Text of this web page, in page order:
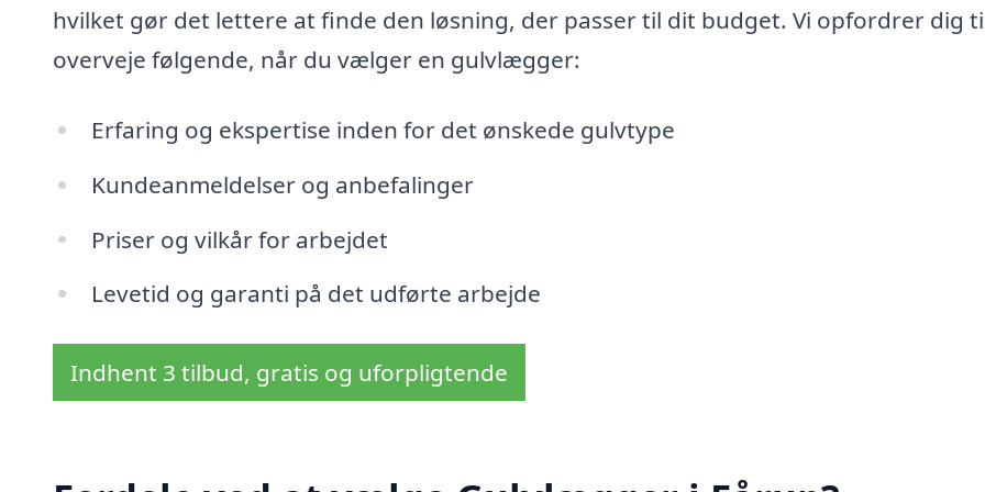
hvilket gør det lettere at finde den løsning, der passer til dit budget. Vi opfordrer dig
overveje følgende, når du vælger en gulvlægger:
Erfaring og ekspertise inden for det ønskede gulvtype
Kundeanmeldelser og anbefalinger
Priser og vilkår for arbejdet
Levetid og garanti på det udførte arbejde
Indhent 3 tilbud, gratis og uforpligtende